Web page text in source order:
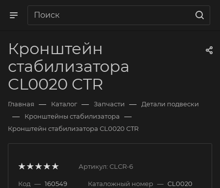
Кронштейн
стабилизатора
CL0020 CTR
Главная — Каталог — Запчасти — Детали подвески
— Кронштейны стабилизатора —
Кронштейн стабилизатора CL0020 CTR
Артикул: CLCR-6
Код — 160549 Каталожный номер — CL0020